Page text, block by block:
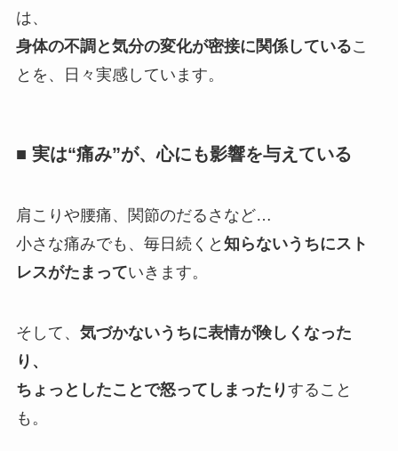
は、
身体の不調と気分の変化が密接に関係しているこ
とを、日々実感しています。
■ 実は“痛み”が、心にも影響を与えている
肩こりや腰痛、関節のだるさなど…
小さな痛みでも、毎日続くと 知らないうちにスト
レスがたまっていきます。
そして、 気づかないうちに表情が険しくなった
り、
ちょっとしたことで怒ってしまったりすること
も。